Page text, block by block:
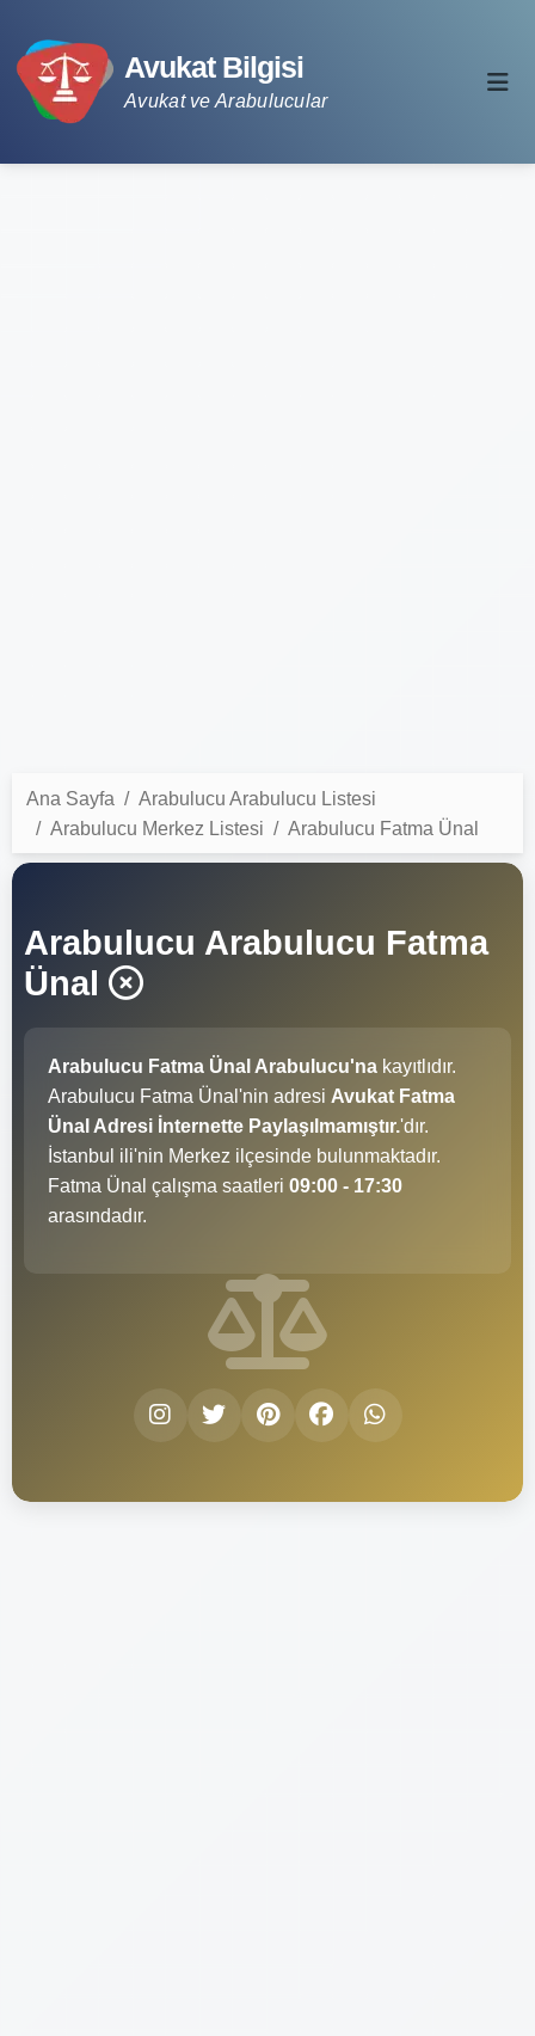
Avukat Bilgisi
Avukat ve Arabulucular
Ana Sayfa
Arabulucu Arabulucu Listesi
Arabulucu Merkez Listesi
Arabulucu Fatma Ünal
Arabulucu Arabulucu Fatma
Ünal
Arabulucu Fatma Ünal Arabulucu'na kayıtlıdır.
Arabulucu Fatma Ünal'nin adresi Avukat Fatma
Ünal Adresi İnternette Paylaşılmamıştır.'dır.
İstanbul ili'nin Merkez ilçesinde bulunmaktadır.
Fatma Ünal çalışma saatleri 09:00 - 17:30
arasındadır.